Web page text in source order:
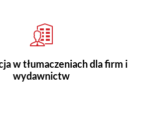
w tłumaczeniach dla firm i
wydawnictw